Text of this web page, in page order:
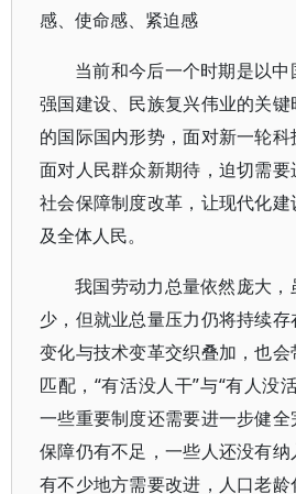
感、使命感、紧迫感
当前和今后一个时期是以
强国建设、民族复兴伟业的关
的国际国内形势，面对新一轮科
面对人民群众新期待，迫切需
社会保障制度改革，让现代化
及全体人民。
我国劳动力总量依然庞大
少，但就业总量压力仍将持续
变化与技术变革交织叠加，也
匹配，“有活没人干”与“有人没
一些重要制度还需要进一步健
保障仍有不足，一些人还没有
有不少地方需要改进，人口老